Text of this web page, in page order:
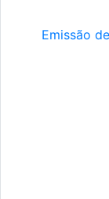
Emissão